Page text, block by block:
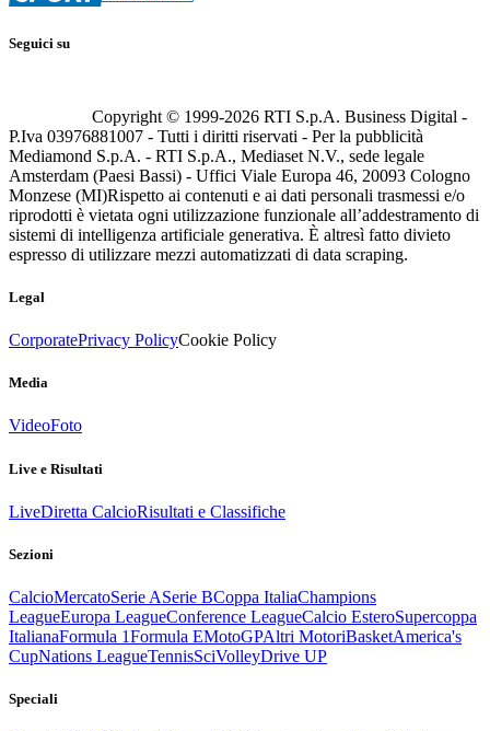
Seguici su
Copyright © 1999-2026 RTI S.p.A. Business Digital -
P.Iva 03976881007 - Tutti i diritti riservati - Per la pubblicità
Mediamond S.p.A. - RTI S.p.A., Mediaset N.V., sede legale
Amsterdam (Paesi Bassi) - Uffici Viale Europa 46, 20093 Cologno
Monzese (MI)Rispetto ai contenuti e ai dati personali trasmessi e/o
riprodotti è vietata ogni utilizzazione funzionale all’addestramento di
sistemi di intelligenza artificiale generativa. È altresì fatto divieto
espresso di utilizzare mezzi automatizzati di data scraping.
Legal
CorporatePrivacy PolicyCookie Policy
Media
VideoFoto
Live e Risultati
LiveDiretta CalcioRisultati e Classifiche
Sezioni
CalcioMercatoSerie ASerie BCoppa ItaliaChampions
LeagueEuropa LeagueConference LeagueCalcio EsteroSupercoppa
ItalianaFormula 1Formula EMotoGPAltri MotoriBasketAmerica's
CupNations LeagueTennisSciVolleyDrive UP
Speciali